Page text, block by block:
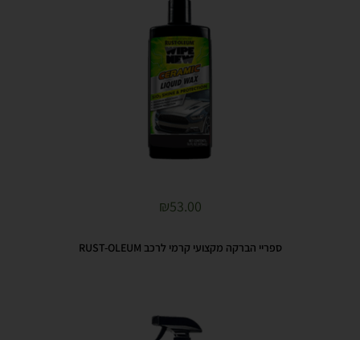
₪53.00
ספריי הברקה מקצועי קרמי לרכב RUST-OLEUM